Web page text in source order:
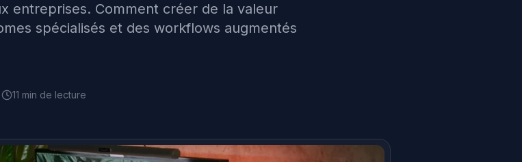
entreprises. Comment créer de la valeur
spécialisés et des workflows augmentés
11 min de lecture